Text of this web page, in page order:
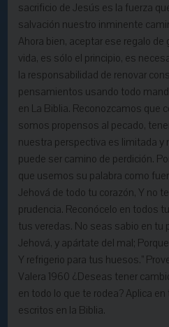
sacrificio de Jesús es la fuerza
salvación nuestro inminente
Ahora bien, aceptar ese regalo
vida, es sólo el principio, es
la responsabilidad de renovar
pensamientos usando todo
en La Biblia. Reconozcamos que
somos propensos al pecado,
nuestra perspectiva es limitada y
puede ser camino de perdición.
que usemos su palabra como
Jehová de todo tu corazón, Y no
prudencia. Reconócelo en todos
tus veredas. No seas sabio en tu
Jehová, y apártate del mal;
Y refrigerio para tus huesos.”
Valera 1960 ¿Deseas tener
en todo lo que te rodea? Aplica
escritos en la Biblia.